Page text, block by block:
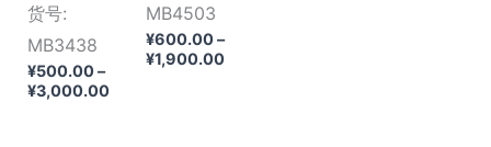
货号:
MB3438
¥500.00–
¥3,000.00价
MB4503
¥600.00 –
¥1,900.00价